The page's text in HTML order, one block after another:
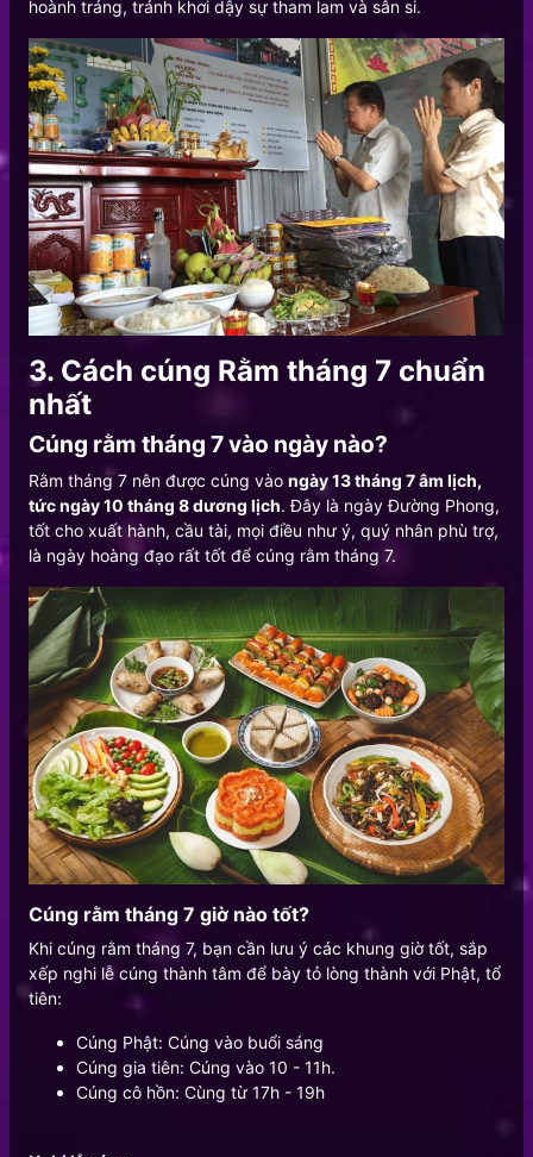
hoành tráng, tránh khơi dậy sự tham lam và sân si.
3. Cách cúng Rằm tháng 7 chuẩn
nhất
Cúng rằm tháng 7 vào ngày nào?
Rằm tháng 7 nên được cúng vào ngày 13 tháng 7 âm lịch,
tức ngày 10 tháng 8 dương lịch. Đây là ngày Đường Phong,
tốt cho xuất hành, cầu tài, mọi điều như ý, quý nhân phù trợ,
là ngày hoàng đạo rất tốt để cúng rằm tháng 7.
Cúng rằm tháng 7 giờ nào tốt?
Khi cúng rằm tháng 7, bạn cần lưu ý các khung giờ tốt, sắp
xếp nghi lễ cúng thành tâm để bày tỏ lòng thành với Phật, tổ
tiên:
Cúng Phật: Cúng vào buổi sáng
Cúng gia tiên: Cúng vào 10 - 11h.
Cúng cô hồn: Cùng từ 17h - 19h